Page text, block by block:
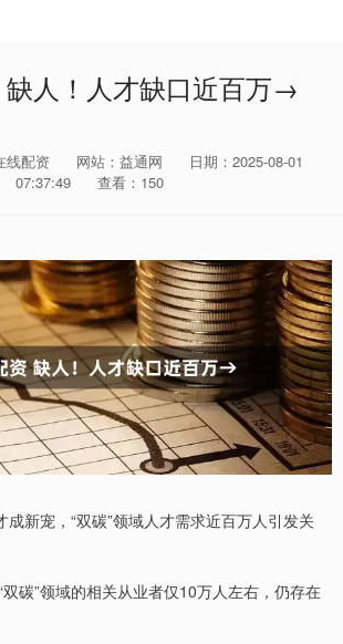
缺人！人才缺口近百万→
线配资 网站：益通网
日期：2025-08-01
07:37:49
查看：150
新宠，“双碳”领域人才需求近百万人引发关
”领域的相关从业者仅10万人左右，仍存在